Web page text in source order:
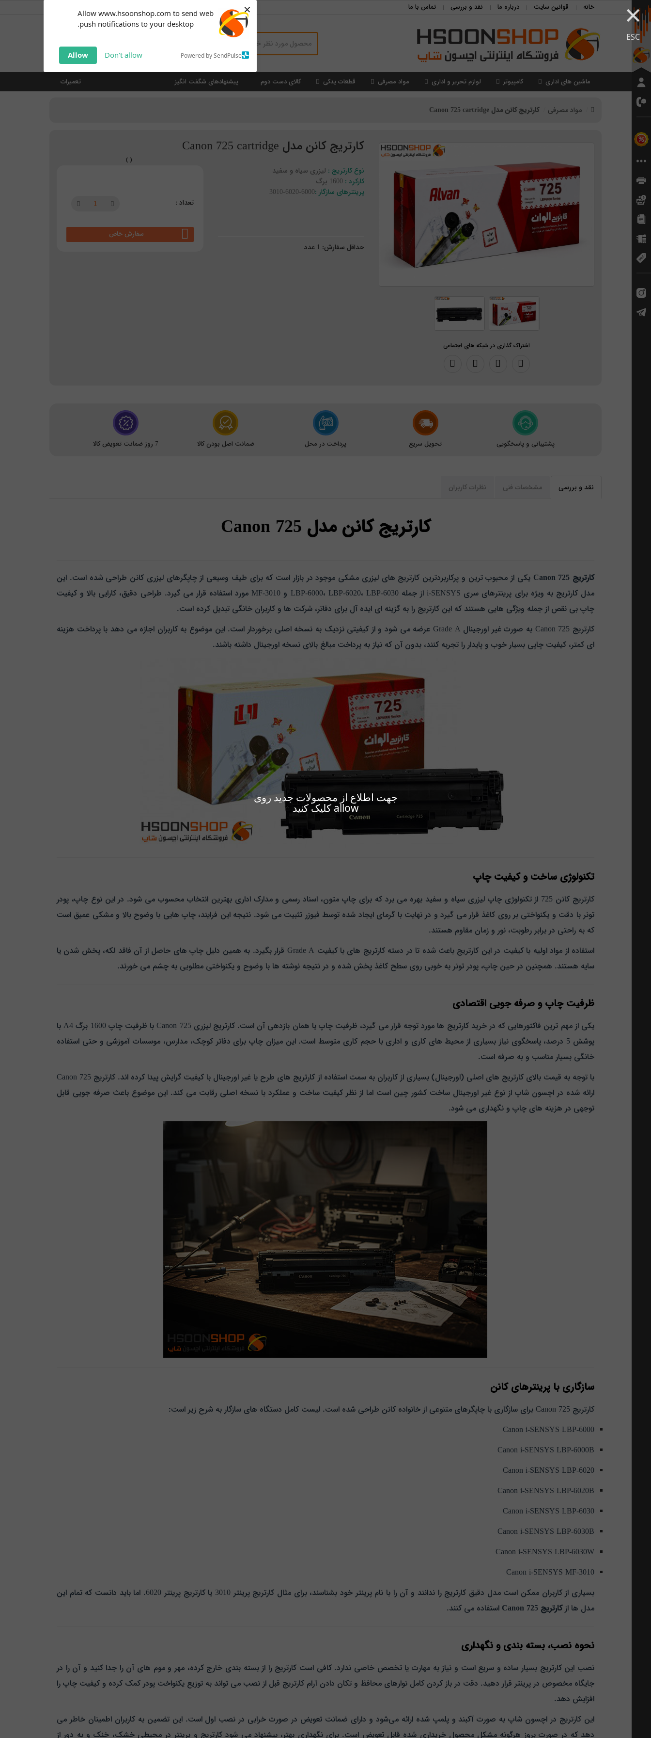
Allow www.hsoonshop.com to send web
push notifications to your desktop.
Powered by SendPulse
Don't allow
Allow
× ×
ESC
جهت اطلاع از محصولات جدید روی
allow کلیک کنید
notifications!
Click the bell icon to enable
خانه قوانین سایت درباره ما نقد و بررسی تماس با ما
ماشین های اداری کامپیوتر لوازم تحریر و اداری مواد مصرفی قطعات یدکی کالای دست دوم پیشنهادهای شگفت انگیز تعمیرات
مواد مصرفی کارتریج کانن مدل Canon 725 cartridge
اشتراک گذاری در شبکه های اجتماعی
کارتریج کانن مدل Canon 725 cartridge
نوع کارتریج : لیزری سیاه و سفید
کارکرد : 1600 برگ
پرینترهای سازگار :6000-6020-3010
حداقل سفارش: 1 عدد
سفارش خاص
پشتیبانی و پاسخگویی تحویل سریع پرداخت در محل ضمانت اصل بودن کالا 7 روز ضمانت تعویض کالا
نقد و بررسی مشخصات فنی نظرات کاربران
کارتریج کانن مدل Canon 725
کارتریج Canon 725
یکی از محبوب‌ ترین و پرکاربردترین کارتریج‌ های لیزری مشکی موجود در بازار است که برای طیف وسیعی از چاپگرهای لیزری کانن طراحی شده است. این
مدل کارتریج به‌ ویژه برای پرینترهای سری i-SENSYS از جمله LBP-6000، LBP-6020، LBP-6030 و MF-3010 مورد استفاده قرار می‌ گیرد. طراحی دقیق، کارایی بالا و کیفیت
چاپ بی‌ نقص از جمله ویژگی‌ هایی هستند که این کارتریج را به گزینه‌ ای ایده‌ آل برای دفاتر، شرکت‌ ها و کاربران خانگی تبدیل کرده است.
کارتریج Canon 725 به صورت غیر اورجینال Grade A عرضه می‌ شود و از کیفیتی نزدیک به نسخه اصلی برخوردار است. این موضوع به کاربران اجازه می‌ دهد با پرداخت هزینه‌
ای کمتر، کیفیت چاپی بسیار خوب و پایدار را تجربه کنند، بدون آن‌ که نیاز به پرداخت مبالغ بالای نسخه اورجینال داشته باشند.
تکنولوژی ساخت و کیفیت چاپ
کارتریج کانن 725 از تکنولوژی چاپ لیزری سیاه و سفید بهره می‌ برد که برای چاپ متون، اسناد رسمی و مدارک اداری بهترین انتخاب محسوب می‌ شود. در این نوع چاپ، پودر
تونر با دقت و یکنواختی بر روی کاغذ قرار می‌ گیرد و در نهایت با گرمای ایجاد شده توسط فیوزر تثبیت می‌ شود. نتیجه این فرایند، چاپ‌ هایی با وضوح بالا و مشکی عمیق است
که به‌ راحتی در برابر رطوبت، نور و زمان مقاوم هستند.
استفاده از مواد اولیه با کیفیت در این کارتریج باعث شده تا در دسته کارتریج‌ های با کیفیت Grade A قرار بگیرد. به همین دلیل چاپ‌ های حاصل از آن فاقد لکه، پخش شدن یا
سایه هستند. همچنین در حین چاپ، پودر تونر به خوبی روی سطح کاغذ پخش شده و در نتیجه نوشته‌ ها با وضوح و یکنواختی مطلوبی به چشم می‌ خورند.
ظرفیت چاپ و صرفه‌ جویی اقتصادی
یکی از مهم‌ ترین فاکتورهایی که در خرید کارتریج‌ ها مورد توجه قرار می‌ گیرد، ظرفیت چاپ یا همان بازدهی آن است. کارتریج لیزری Canon 725 با ظرفیت چاپ 1600 برگ A4 با
پوشش 5 درصد، پاسخگوی نیاز بسیاری از محیط‌ های کاری و اداری با حجم کاری متوسط است. این میزان چاپ برای دفاتر کوچک، مدارس، موسسات آموزشی و حتی استفاده
خانگی بسیار مناسب و به‌ صرفه است.
با توجه به قیمت بالای کارتریج‌ های اصلی (اورجینال) بسیاری از کاربران به سمت استفاده از کارتریج‌ های طرح یا غیر اورجینال با کیفیت گرایش پیدا کرده‌ اند. کارتریج Canon 725
ارائه شده در اچسون شاپ از نوع غیر اورجینال ساخت کشور چین است اما از نظر کیفیت ساخت و عملکرد با نسخه اصلی رقابت می‌ کند. این موضوع باعث صرفه‌ جویی قابل
توجهی در هزینه‌ های چاپ و نگهداری می‌ شود.
سازگاری با پرینترهای کانن
کارتریج Canon 725 برای سازگاری با چاپگرهای متنوعی از خانواده کانن طراحی شده است. لیست کامل دستگاه‌ های سازگار به شرح زیر است:
Canon i-SENSYS LBP-6000
Canon i-SENSYS LBP-6000B
Canon i-SENSYS LBP-6020
Canon i-SENSYS LBP-6020B
Canon i-SENSYS LBP-6030
Canon i-SENSYS LBP-6030B
Canon i-SENSYS LBP-6030W
Canon i-SENSYS MF-3010
بسیاری از کاربران ممکن است مدل دقیق کارتریج را ندانند و آن را با نام پرینتر خود بشناسند، برای مثال کارتریج پرینتر 3010 یا کارتریج پرینتر 6020. اما باید دانست که تمام این
مدل‌ ها ازکارتریج Canon 725 استفاده می‌ کنند.
نحوه نصب، بسته‌ بندی و نگهداری
نصب این کارتریج بسیار ساده و سریع است و نیاز به مهارت یا تخصص خاصی ندارد. کافی است کارتریج را از بسته‌ بندی خارج کرده، مهر و موم‌ های آن را جدا کنید و آن را در
جایگاه مخصوص در پرینتر قرار دهید. دقت در باز کردن کامل نوارهای محافظ و تکان دادن آرام کارتریج قبل از نصب می‌ تواند به توزیع یکنواخت پودر کمک کرده و کیفیت چاپ را
افزایش دهد.
این کارتریج در اچسون شاپ به صورت آکبند و پلمپ شده ارائه می‌شود و دارای ضمانت تعویض در صورت خرابی در نصب اول است. این تضمین به کاربران اطمینان خاطر می‌
دهد که در صورت بروز هرگونه مشکل محصول خریداری شده قابل تعویض است.برای نگهداری بهتر، پیشنهاد می‌ شود کارتریج و پرینتر در محیطی خشک، خنک و به دور از